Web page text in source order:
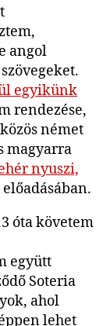
angol
egyikünk
rendezése,
német
magyarra
nyuszi,
óta követem
együtt
Soteria
ahol
lehet